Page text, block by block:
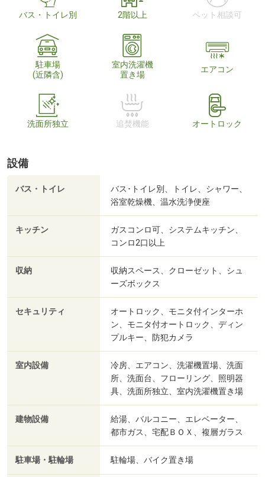
バス・トイレ別 2階以上 ペット相談可
駐車場
(近隣含)
室内洗濯機
置き場
エアコン
洗面所独立 追焚機能 オートロック
設備
バス・トイレ
バス･トイレ別、トイレ、シャワー、
浴室乾燥機、温水洗浄便座
キッチン
ガスコンロ可、システムキッチン、
コンロ2口以上
収納
収納スペース、クローゼット、シュ
ーズボックス
セキュリティ
オートロック、モニタ付インターホ
ン、モニタ付オートロック、ディン
プルキー、防犯カメラ
室内設備
冷房、エアコン、洗濯機置場、洗面
所、洗面台、フローリング、照明器
具、洗面所独立、室内洗濯機置き場
建物設備
給湯、バルコニー、エレベーター、
都市ガス、宅配ＢＯＸ、複層ガラス
駐車場・駐輪場 駐輪場、バイク置き場